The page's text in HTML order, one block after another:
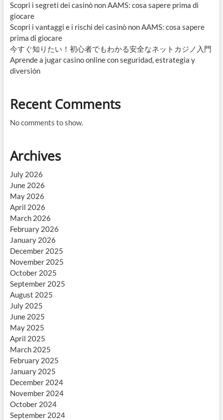
Scopri i segreti dei casinò non AAMS: cosa sapere prima di
giocare
Scopri i vantaggi e i rischi dei casinò non AAMS: cosa sapere
prima di giocare
今すぐ知りたい！初心者でもわかる安全なネットカジノ入門
Aprende a jugar casino online con seguridad, estrategia y
diversión
Recent Comments
No comments to show.
Archives
July 2026
June 2026
May 2026
April 2026
March 2026
February 2026
January 2026
December 2025
November 2025
October 2025
September 2025
August 2025
July 2025
June 2025
May 2025
April 2025
March 2025
February 2025
January 2025
December 2024
November 2024
October 2024
September 2024